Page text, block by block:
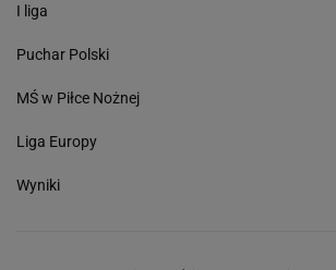
I liga
Puchar Polski
MŚ w Piłce Nożnej
Liga Europy
Wyniki